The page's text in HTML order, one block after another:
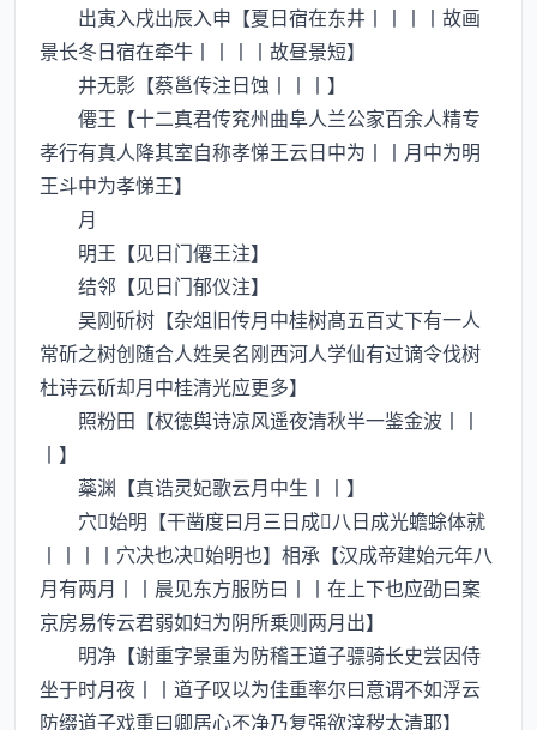
出寅入戌出辰入申【夏日宿在东井丨丨丨丨故画
景长冬日宿在牵牛丨丨丨丨故昼景短】
井无影【蔡邕传注日蚀丨丨丨】
僊王【十二真君传兖州曲阜人兰公家百余人精专
孝行有真人降其室自称孝悌王云日中为丨丨月中为明
王斗中为孝悌王】
月
明王【见日门僊王注】
结邻【见日门郁仪注】
吴刚斫树【杂俎旧传月中桂树髙五百丈下有一人
常斫之树创随合人姓吴名刚西河人学仙有过谪令伐树
杜诗云斫却月中桂清光应更多】
照粉田【权徳舆诗凉风遥夜清秋半一鉴金波丨丨
丨】
蘂渊【真诰灵妃歌云月中生丨丨】
穴始明【干凿度曰月三日成八日成光蟾蜍体就
丨丨丨丨穴决也决始明也】相承【汉成帝建始元年八
月有两月丨丨晨见东方服防曰丨丨在上下也应劭曰案
京房易传云君弱如妇为阴所乗则两月出】
明净【谢重字景重为防稽王道子骠骑长史尝因侍
坐于时月夜丨丨道子叹以为佳重率尔曰意谓不如浮云
防缀道子戏重曰卿居心不净乃复强欲滓秽太清耶】